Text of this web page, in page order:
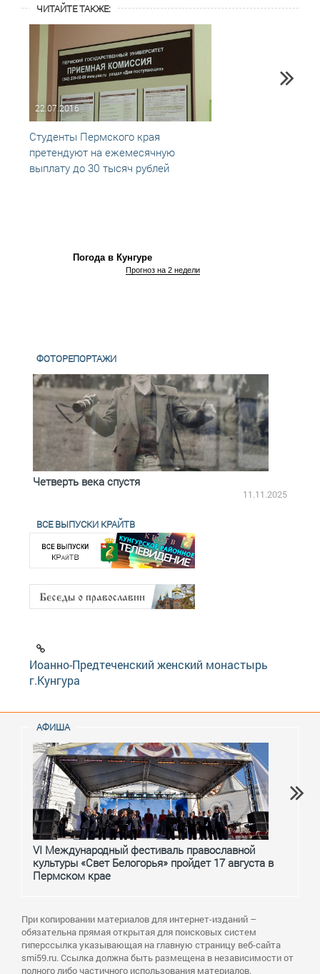
ЧИТАЙТЕ ТАКЖЕ:
22.07.2016
Студенты Пермского края
претендуют на ежемесячную
выплату до 30 тысяч рублей
Погода в Кунгуре
Прогноз на 2 недели
ФОТОРЕПОРТАЖИ
Четверть века спустя
11.11.2025
ВСЕ ВЫПУСКИ КРАЙТВ
Иоанно-Предтеченский женский монастырь
г.Кунгура
АФИША
VI Международный фестиваль православной
культуры «Свет Белогорья» пройдет 17 августа в
Пермском крае
При копировании материалов для интернет-изданий –
обязательна прямая открытая для поисковых систем
гиперссылка указывающая на главную страницу веб-сайта
smi59.ru. Ссылка должна быть размещена в независимости от
полного либо частичного использования материалов.